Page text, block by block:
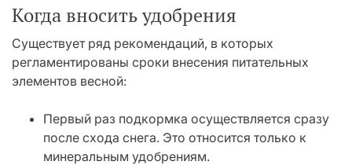
Когда вносить удобрения
Существует ряд рекомендаций, в которых
регламентированы сроки внесения питательных
элементов весной:
Первый раз подкормка осуществляется сразу
после схода снега. Это относится только к
минеральным удобрениям.